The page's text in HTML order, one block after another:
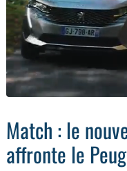
Match : le
affronte le